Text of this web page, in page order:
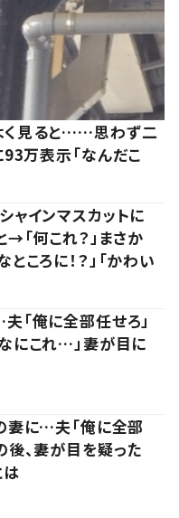
く見ると……思わず二
万表示「なんだこ
ャインマスカットに
→「何これ？」まさか
ころに！？」「かわい
「俺に全部任せろ」
にこれ…」妻が目に
妻に…夫「俺に全部
後、妻が目を疑った
は